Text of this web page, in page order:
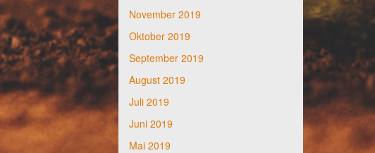
November 2019
Oktober 2019
September 2019
August 2019
Juli 2019
Juni 2019
Mai 2019